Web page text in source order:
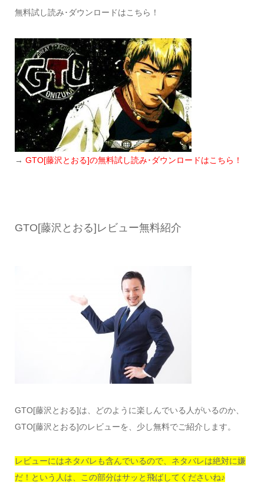
無料試し読み･ダウンロードはこちら！
→ GTO[藤沢とおる]の無料試し読み･ダウンロードはこちら！
GTO[藤沢とおる]レビュー無料紹介
GTO[藤沢とおる]は、どのように楽しんでいる人がいるのか、
GTO[藤沢とおる]のレビューを、少し無料でご紹介します。
レビューにはネタバレも含んでいるので、ネタバレは絶対に嫌
だ！という人は、この部分はサッと飛ばしてくださいね♪